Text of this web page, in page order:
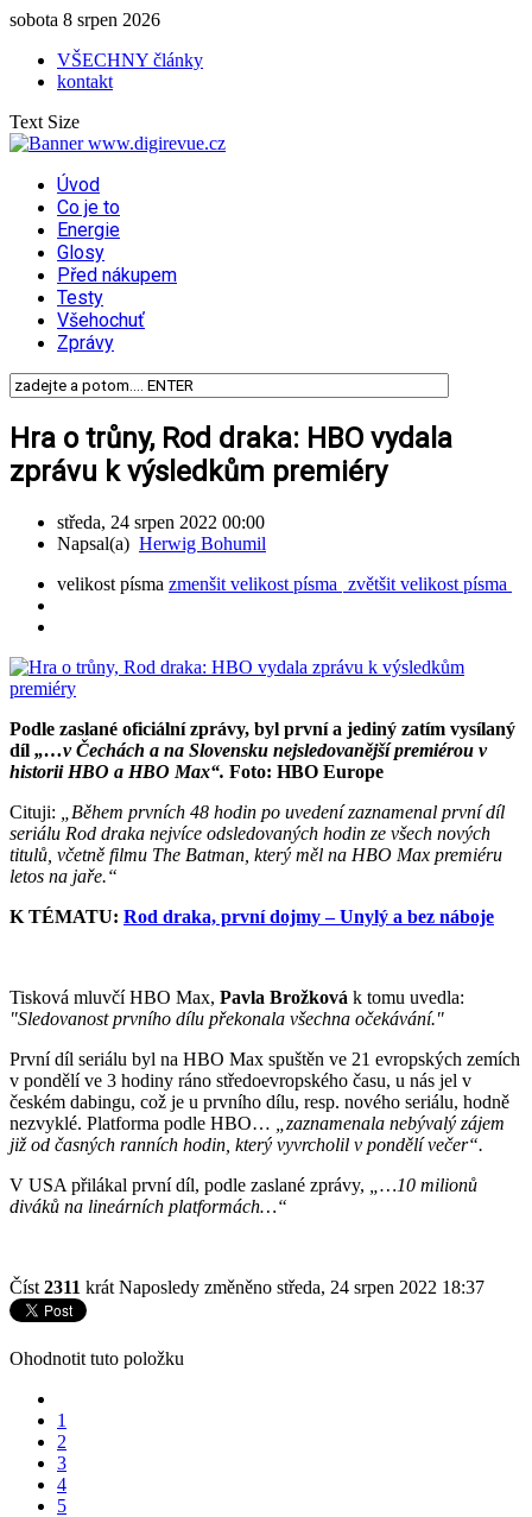
sobota 8 srpen 2026
VŠECHNY články
kontakt
Text Size
Úvod
Co je to
Energie
Glosy
Před nákupem
Testy
Všehochuť
Zprávy
Hra o trůny, Rod draka: HBO vydala
zprávu k výsledkům premiéry
středa, 24 srpen 2022 00:00
Napsal(a) Herwig Bohumil
velikost písma zmenšit velikost písma zvětšit velikost písma
Podle zaslané oficiální zprávy, byl první a jediný zatím vysílaný
díl „…v Čechách a na Slovensku nejsledovanější premiérou v
historii HBO a HBO Max“. Foto: HBO Europe
Cituji:
„Během prvních 48 hodin po uvedení zaznamenal první díl
seriálu Rod draka nejvíce odsledovaných hodin ze všech nových
titulů, včetně filmu The Batman, který měl na HBO Max premiéru
letos na jaře.“
K TÉMATU: Rod draka, první dojmy – Unylý a bez náboje
Tisková mluvčí HBO Max, Pavla Brožková k tomu uvedla:
"Sledovanost prvního dílu překonala všechna očekávání."
První díl seriálu byl na HBO Max spuštěn ve 21 evropských zemích
v pondělí ve 3 hodiny ráno středoevropského času, u nás jel v
českém dabingu, což je u prvního dílu, resp. nového seriálu, hodně
nezvyklé. Platforma podle HBO…
„zaznamenala nebývalý zájem
již od časných ranních hodin, který vyvrcholil v pondělí večer“.
V USA přilákal první díl, podle zaslané zprávy, „…10 milionů
diváků na lineárních platformách…“
Číst 2311 krát Naposledy změněno středa, 24 srpen 2022 18:37
Ohodnotit tuto položku
1
2
3
4
5